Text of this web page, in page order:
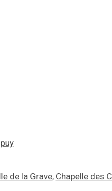
de la Grave, Chapelle des